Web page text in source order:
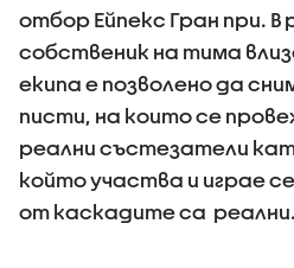
отбор Ейпекс Гран при. В
собственик на тима
екипа е позволено да
писти, на които се
реални състезатели
който участва и играе
от каскадите са реални.